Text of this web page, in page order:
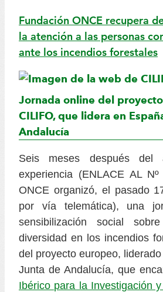
Fundación ONCE recupera
la atención a las personas
ante los incendios forestales
Jornada online del
CILIFO, que lidera en
Andalucía
Seis meses después del
experiencia (ENLACE AL
ONCE organizó, el pasado
por vía telemática), una
sensibilización social
diversidad en los incendios
del proyecto europeo,
Junta de Andalucía, que
Ibérico para la Investigación